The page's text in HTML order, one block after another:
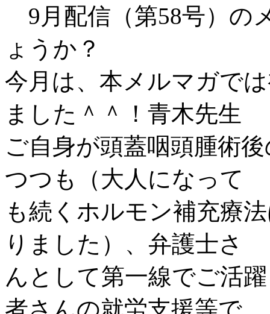
9月配信（第58号）の
ょうか？
今月は、本メルマガで
ました＾＾！青木先生
ご自身が頭蓋咽頭腫術
つつも（大人になって
も続くホルモン補充療
りました）、弁護士さ
んとして第一線でご活